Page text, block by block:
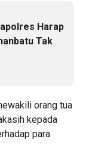
Harap
Tak
orang tua
kepada
para